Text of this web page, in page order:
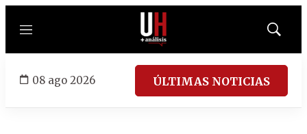
Menú
Mostrar
08 ago 2026 ÚLTIMAS NOTICIAS